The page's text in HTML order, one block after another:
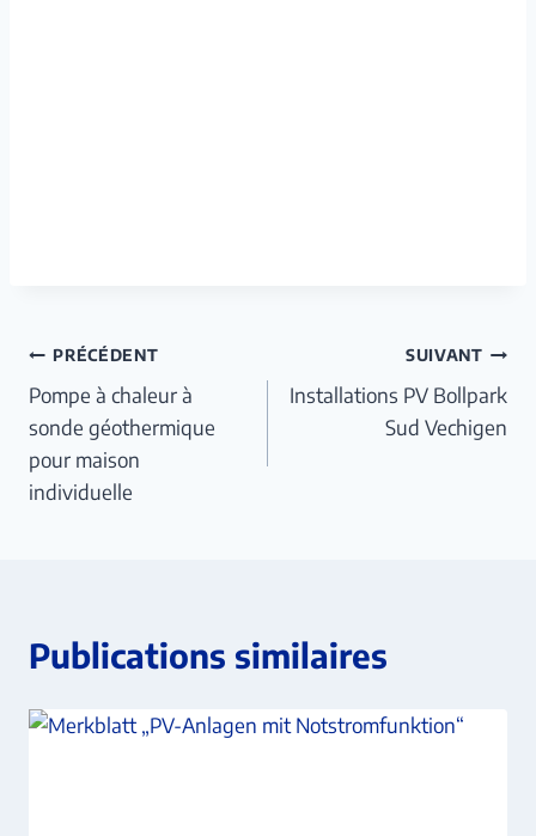
Navigation
de
l’article
PRÉCÉDENT
Pompe à chaleur à
sonde géothermique
pour maison
individuelle
SUIVANT
Installations PV Bollpark
Sud Vechigen
Publications similaires